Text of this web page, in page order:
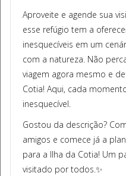
Aproveite e agende sua
esse refúgio tem a
inesquecíveis em um
com a natureza. Não
viagem agora mesmo e
Cotia! Aqui, cada
inesquecível.
Gostou da descrição?
amigos e comece já a
para a Ilha da Cotia! Um
visitado por todos.✨